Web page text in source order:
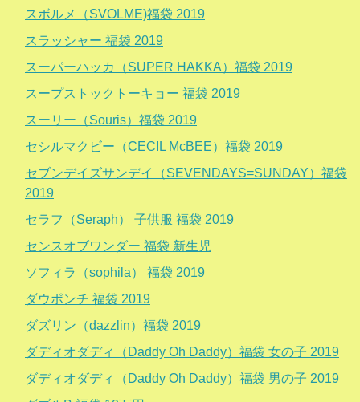
スボルメ（SVOLME)福袋 2019
スラッシャー 福袋 2019
スーパーハッカ（SUPER HAKKA）福袋 2019
スープストックトーキョー 福袋 2019
スーリー（Souris）福袋 2019
セシルマクビー（CECIL McBEE）福袋 2019
セブンデイズサンデイ（SEVENDAYS=SUNDAY）福袋
2019
セラフ（Seraph） 子供服 福袋 2019
センスオブワンダー 福袋 新生児
ソフィラ（sophila） 福袋 2019
ダウポンチ 福袋 2019
ダズリン（dazzlin）福袋 2019
ダディオダディ（Daddy Oh Daddy）福袋 女の子 2019
ダディオダディ（Daddy Oh Daddy）福袋 男の子 2019